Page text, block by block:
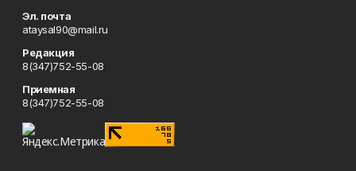
Эл. почта
ataysal90@mail.ru
Редакция
8(347)752-55-08
Приемная
8(347)752-55-08